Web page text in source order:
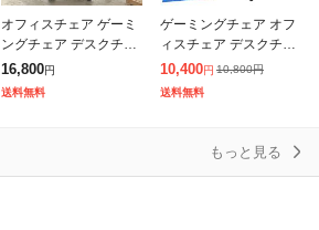
オフィスチェア ゲーミ
ングチェア デスクチェ
ア ポケットコイル搭載
ゲーミング座椅子 リク
ライニングチェア 一人
16,800円
送料無料
ゲーミングチェア オフ
ィスチェア デスクチェ
ア オットマン リクライ
ニング レザー フットレ
スト パソコンチェア 椅
10,400円 10,800円
送料無料
もっと見る